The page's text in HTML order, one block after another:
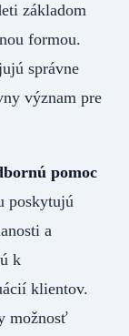
základom
formou.
správne
význam pre
pomoc
poskytujú
a
k
klientov.
možnosť